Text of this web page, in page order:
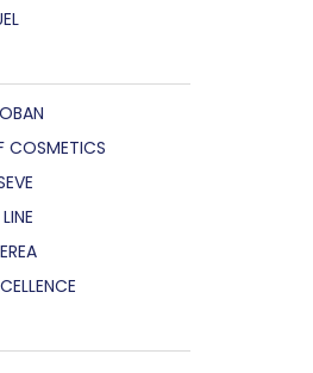
COSMETICS